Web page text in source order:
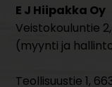
E J Hiipakka Oy
Veistokouluntie
(myynti ja
Teollisuustie 1,